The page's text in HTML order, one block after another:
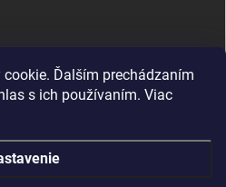
Ďalším prechádzaním
s ich používaním. Viac
www.podnalov.sk